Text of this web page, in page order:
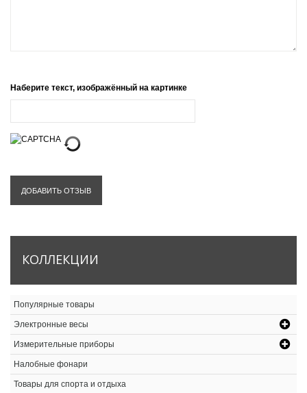
Наберите текст, изображённый на картинке
ДОБАВИТЬ ОТЗЫВ
КОЛЛЕКЦИИ
Популярные товары
Электронные весы
Измерительные приборы
Налобные фонари
Товары для спорта и отдыха